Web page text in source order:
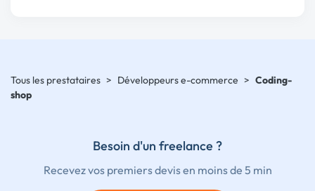
Tous les prestataires > Développeurs e-commerce > Coding-
shop
Besoin d'un freelance ?
Recevez vos premiers devis en moins de 5 min